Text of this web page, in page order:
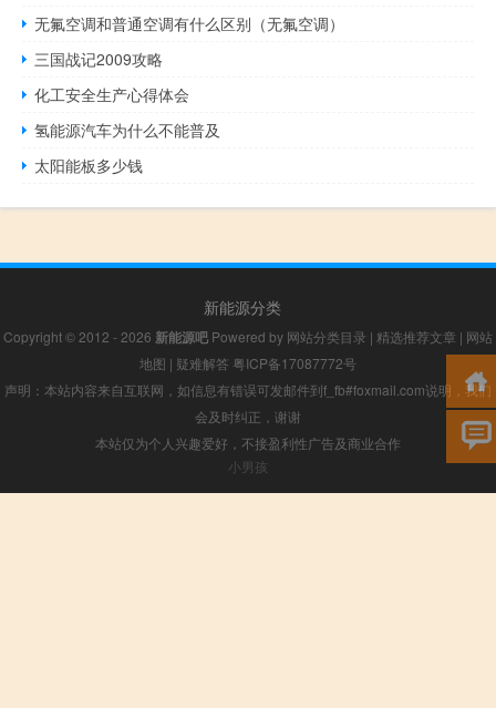
无氟空调和普通空调有什么区别（无氟空调）
三国战记2009攻略
化工安全生产心得体会
氢能源汽车为什么不能普及
太阳能板多少钱
新能源分类
Copyright © 2012 - 2026 新能源吧 Powered by 网站分类目录 | 精选推荐文章 | 网站
地图 | 疑难解答 粤ICP备17087772号
声明：本站内容来自互联网，如信息有错误可发邮件到f_fb#foxmail.com说明，我们
会及时纠正，谢谢
本站仅为个人兴趣爱好，不接盈利性广告及商业合作
小男孩